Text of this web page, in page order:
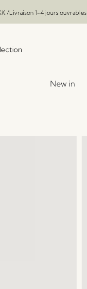
/Livraison 1-4 jours ouvrables
New in